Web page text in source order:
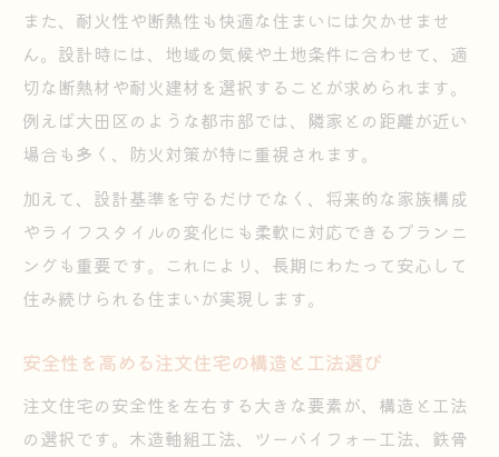
また、耐火性や断熱性も快適な住まいには欠かせませ
ん。設計時には、地域の気候や土地条件に合わせて、適
切な断熱材や耐火建材を選択することが求められます。
例えば大田区のような都市部では、隣家との距離が近い
場合も多く、防火対策が特に重視されます。
加えて、設計基準を守るだけでなく、将来的な家族構成
やライフスタイルの変化にも柔軟に対応できるプランニ
ングも重要です。これにより、長期にわたって安心して
住み続けられる住まいが実現します。
安全性を高める注文住宅の構造と工法選び
注文住宅の安全性を左右する大きな要素が、構造と工法
の選択です。木造軸組工法、ツーバイフォー工法、鉄骨